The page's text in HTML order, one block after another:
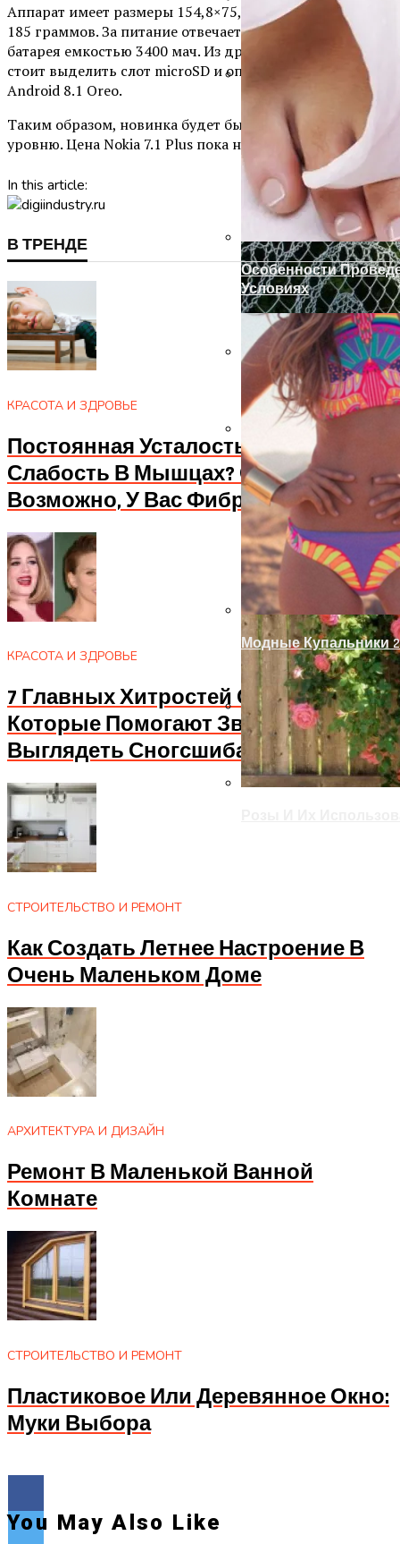
Установка Доборов
Замки С Ручкой Для
Ручка-Защелка Для
Готовим Газон К
Украшение Забора
Особенности
Условиях
Модные Купальники
Аппарат имеет размеры 154,8×75,76×7,97 мм и весит
185 граммов. За питание отвечает аккумуляторная
батарея емкостью 3400 мач. Из других характеристик
стоит выделить слот microSD и операционную систему
Android 8.1 Oreo.
Таким образом, новинка будет быть частью к среднему
уровню. Цена Nokia 7.1 Plus пока не называется.
In this article:
В ТРЕНДЕ
КРАСОТА И ЗДРОВЬЕ
Постоянная Усталость? Апатия И
Слабость В Мышцах? Осторожно!
Возможно, У Вас Фибромиалгия
КРАСОТА И ЗДРОВЬЕ
7 Главных Хитростей От Стилистов,
Которые Помогают Звездам
Выглядеть Сногсшибательно
СТРОИТЕЛЬСТВО И РЕМОНТ
Как Создать Летнее Настроение В
Очень Маленьком Доме
АРХИТЕКТУРА И ДИЗАЙН
Ремонт В Маленькой Ванной
Комнате
СТРОИТЕЛЬСТВО И РЕМОНТ
Пластиковое Или Деревянное Окно:
Муки Выбора
You May Also Like